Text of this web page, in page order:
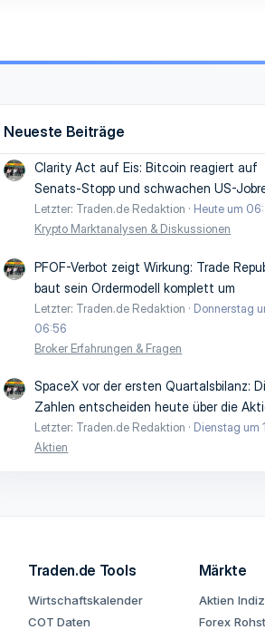
Neueste Beiträge
Clarity Act auf Eis: Bitcoin reagiert auf
Senats-Stopp und schwachen US-
Letzter: Traden.de Redaktion
Heute um
Krypto Marktanalysen & Diskussionen
PFOF-Verbot zeigt Wirkung: Trade
baut sein Ordermodell komplett um
Letzter: Traden.de Redaktion
Donnerstag
06:56
Broker Erfahrungen & Fragen
SpaceX vor der ersten Quartalsbilanz:
Zahlen entscheiden heute über die
Letzter: Traden.de Redaktion
Dienstag um
Aktien
Traden.de Tools
Wirtschaftskalender
COT Daten
Märkte
Aktien
Forex